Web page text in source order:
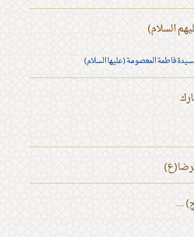
السلام)
فاطمة المعصومة (عليها السلام)
...